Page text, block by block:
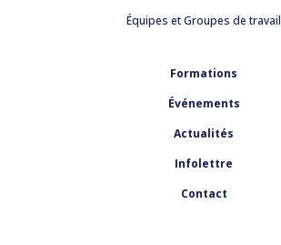
Équipes et Groupes de travail
Formations
Événements
Actualités
Infolettre
Contact